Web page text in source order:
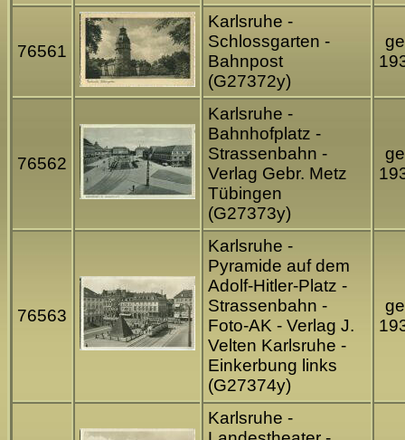
76561
Karlsruhe -
Schlossgarten -
Bahnpost
(G27372y)
76562
Karlsruhe -
Bahnhofplatz -
Strassenbahn -
Verlag Gebr. Metz
Tübingen
(G27373y)
76563
Karlsruhe -
Pyramide auf dem
Adolf-Hitler-Platz -
Strassenbahn -
Foto-AK - Verlag J.
Velten Karlsruhe -
Einkerbung links
(G27374y)
Karlsruhe -